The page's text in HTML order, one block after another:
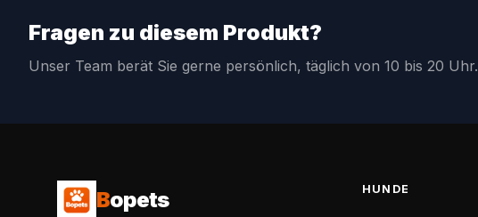
Fragen zu diesem Produkt?
Unser Team berät Sie gerne persönlich, täglich von 10 bis 20 Uhr.
Bopets HUNDE